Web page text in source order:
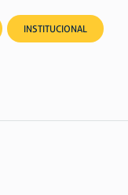
INSTITUCIONAL